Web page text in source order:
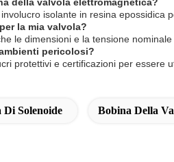
isolante in resina epossidica
la mia valvola?
le dimensioni e la tensione
pericolosi?
protettivi e certificazioni per
Solenoide Bobina Della